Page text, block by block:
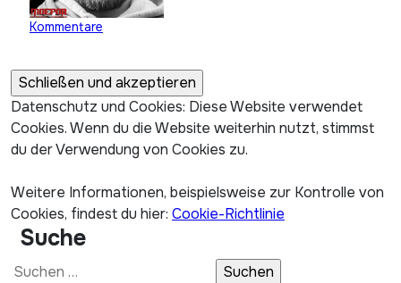
Kommentare
Datenschutz und Cookies: Diese Website verwendet
Cookies. Wenn du die Website weiterhin nutzt, stimmst
du der Verwendung von Cookies zu.
Weitere Informationen, beispielsweise zur Kontrolle von
Cookies, findest du hier: Cookie-Richtlinie
Suche
Suchen